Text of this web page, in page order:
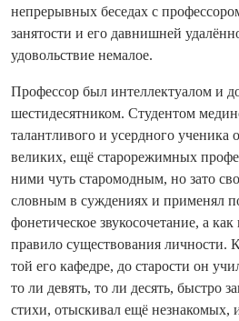
непрерывных беседах с
занятости и его давнишней
удовольствие немалое.
Профессор был интеллектуалом и
шестидесятником. Студентом
талантливого и усердного ученика
великих, ещё старорежимных
ними чуть старомодным, но зато
словным в суждениях и применял
фонетическое звукосочетание, а
правило существования личности.
той его кафедре, до старости он
то ли девять, то ли десять, быстро
стихи, отыскивал ещё незнакомых,